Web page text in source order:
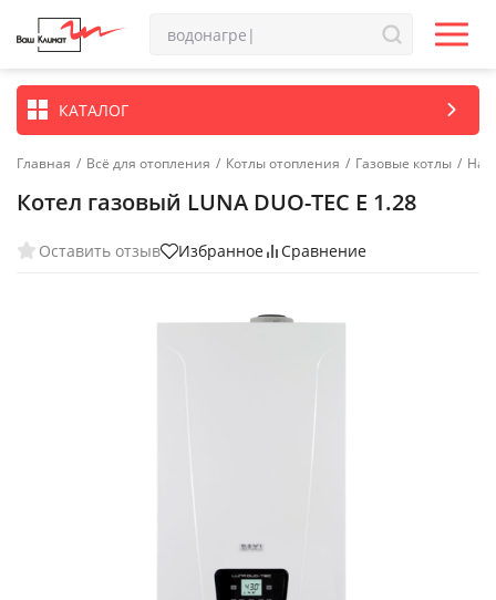
КАТАЛОГ
Главная / Всё для отопления / Котлы отопления / Газовые котлы /
Котел газовый LUNA DUO-TEC E 1.28
Оставить отзыв Избранное Сравнение